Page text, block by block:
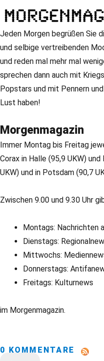
Jeden Morgen begrüßen Sie
und selbige vertreibenden
und reden mal mehr mal
sprechen dann auch mit
Popstars und mit Pennern
Lust haben!
Morgenmagazin
Immer Montag bis Freitag
Corax in Halle (95,9 UKW)
UKW) und in Potsdam (90,7
Zwischen 9.00 und 9.30 Uhr
Montags: Nachrichten
Dienstags:
Mittwochs:
Donnerstags:
Freitags: Kulturnews
im Morgenmagazin.
0 KOMMENTARE